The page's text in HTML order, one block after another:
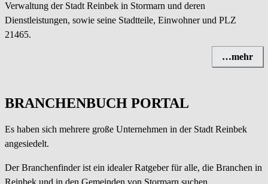
Verwaltung der Stadt Reinbek in Stormarn und deren
Dienstleistungen, sowie seine Stadtteile, Einwohner und PLZ
21465.
…mehr
BRANCHENBUCH PORTAL
Es haben sich mehrere große Unternehmen in der Stadt Reinbek
angesiedelt.
Der Branchenfinder ist ein idealer Ratgeber für alle, die Branchen in